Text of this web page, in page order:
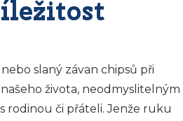
slaný závan chipsů při
života, neodmyslitelným
rodinou či přáteli. Jenže ruku